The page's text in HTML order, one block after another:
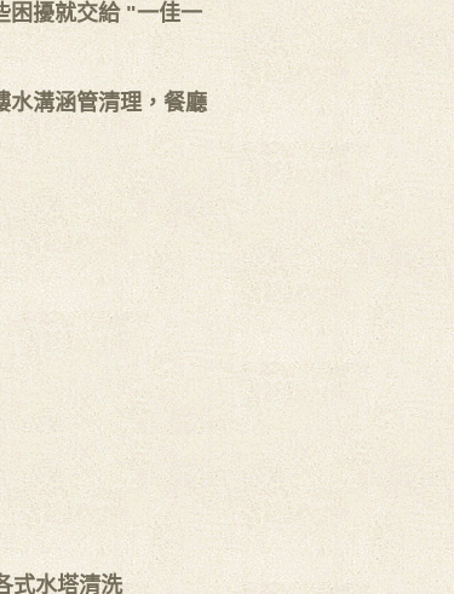
困擾就交給 "一佳一
水溝涵管清理，餐廳
式水塔清洗